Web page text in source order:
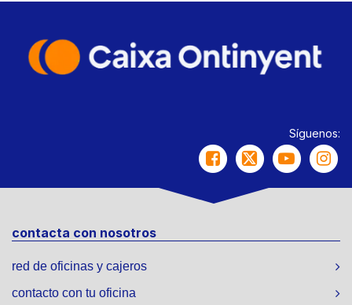
Síguenos:
contacta con nosotros
red de oficinas y cajeros
contacto con tu oficina